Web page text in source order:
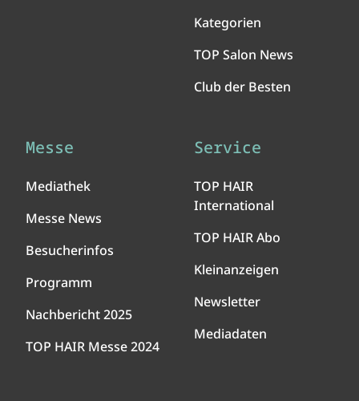
Kategorien
TOP Salon News
Club der Besten
Messe
Mediathek
Messe News
Besucherinfos
Programm
Nachbericht 2025
TOP HAIR Messe 2024
Service
TOP HAIR
International
TOP HAIR Abo
Kleinanzeigen
Newsletter
Mediadaten